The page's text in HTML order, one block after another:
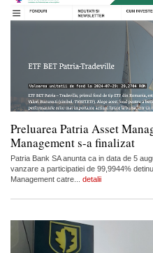
Preluarea Patria Asset
Management s-a finalizat
Patria Bank SA anunta ca in data de 5
vanzare a participatiei de 99,9944%
Management catre... detalii